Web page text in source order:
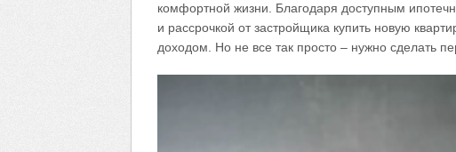
комфортной жизни. Благодаря доступным
и рассрочкой от застройщика купить новую
доходом. Но не все так просто – нужно сделать